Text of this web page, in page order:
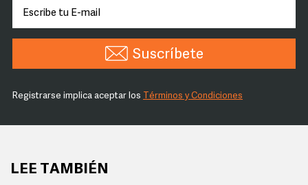
Suscríbete
Registrarse implica aceptar los Términos y Condiciones
LEE TAMBIÉN